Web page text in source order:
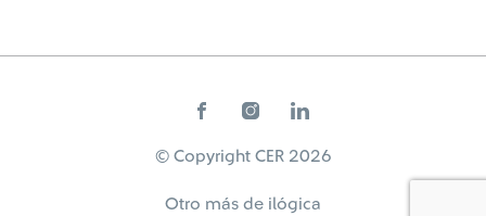
© Copyright CER 2026
Otro más de ilógica